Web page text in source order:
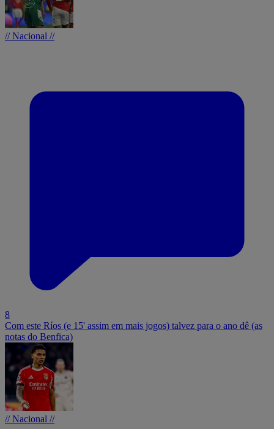
// Nacional //
8
Com este Ríos (e 15' assim em mais jogos) talvez para o ano dê (as
notas do Benfica)
// Nacional //